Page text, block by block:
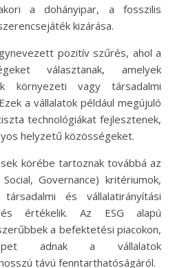
a dohányipar, a fosszilis
kizárása.
pozitív szűrés, ahol a
választanak, amelyek
környezeti vagy társadalmi
a vállalatok például megújuló
technológiákat fejlesztenek,
helyzetű közösségeket.
körébe tartoznak továbbá az
Governance) kritériumok,
és vállalatirányítási
értékelik. Az ESG alapú
a befektetési piacokon,
adnak a vállalatok
távú fenntarthatóságáról.